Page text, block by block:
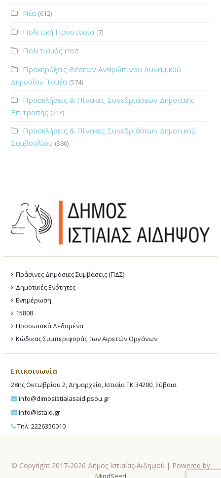
Νέα (612)
Πολιτική Προστασία (7)
Πολιτισμός (107)
Προκηρύξεις Θέσεων Ανθρώπινου Δυναμικού
Δημοσίου Τομέα (574)
Προσκλήσεις & Πίνακες Συνεδριάσεων Δημοτικής
Επιτροπής (214)
Προσκλήσεις & Πίνακες Συνεδριάσεων Δημοτικού
Συμβουλίου (380)
Πράσινες Δημόσιες Συμβάσεις (ΠΔΣ)
Δημοτικές Ενότητες
Ενημέρωση
15808
Προσωπικά Δεδομένα
Κώδικας Συμπεριφοράς των Αιρετών Οργάνων
Επικοινωνία
28ης Οκτωβρίου 2, Δημαρχείο, Ιστιαία ΤΚ 34200, Εύβοια
info@dimosistiaiasaidipsou.gr
info@istaid.gr
Τηλ: 2226350010
© Copyright 2017-2026 Δήμος Ιστιαίας-Αιδηψού | Powered by